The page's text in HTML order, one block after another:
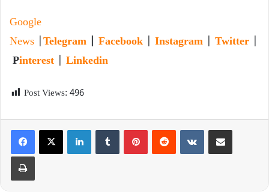
Google
News
Telegram Facebook Instagram Twitter
Pinterest Linkedin
Post Views: 496